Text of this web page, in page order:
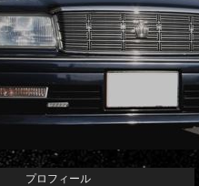
プロフィール